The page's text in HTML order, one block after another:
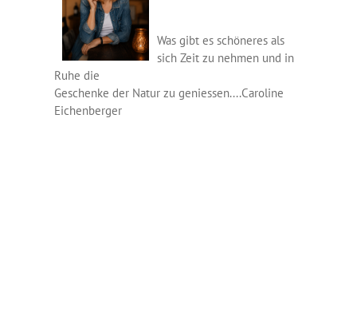
Was gibt es schöneres als
sich Zeit zu nehmen und in
Ruhe die
Geschenke der Natur zu geniessen....Caroline
Eichenberger